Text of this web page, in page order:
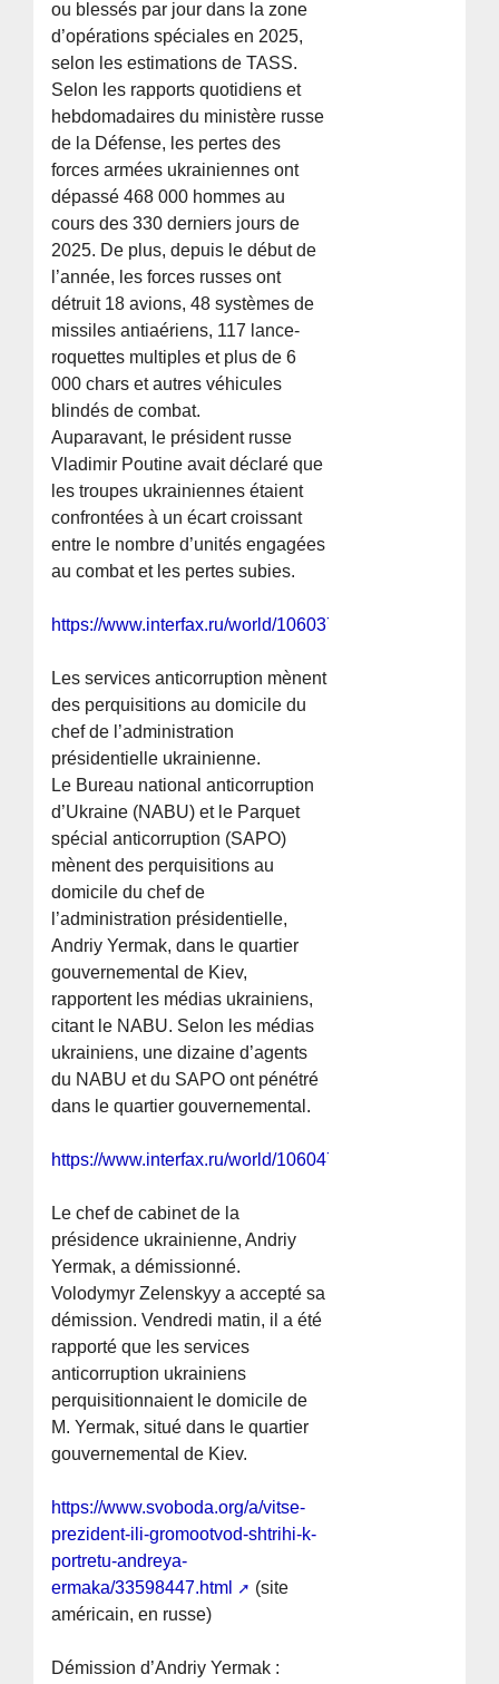
ou blessés par jour dans la zone
d’opérations spéciales en 2025,
selon les estimations de TASS.
Selon les rapports quotidiens et
hebdomadaires du ministère russe
de la Défense, les pertes des
forces armées ukrainiennes ont
dépassé 468 000 hommes au
cours des 330 derniers jours de
2025. De plus, depuis le début de
l’année, les forces russes ont
détruit 18 avions, 48 systèmes de
missiles antiaériens, 117 lance-
roquettes multiples et plus de 6
000 chars et autres véhicules
blindés de combat.
Auparavant, le président russe
Vladimir Poutine avait déclaré que
les troupes ukrainiennes étaient
confrontées à un écart croissant
entre le nombre d’unités engagées
au combat et les pertes subies.
https://www.interfax.ru/world/1060377
Les services anticorruption mènent
des perquisitions au domicile du
chef de l’administration
présidentielle ukrainienne.
Le Bureau national anticorruption
d’Ukraine (NABU) et le Parquet
spécial anticorruption (SAPO)
mènent des perquisitions au
domicile du chef de
l’administration présidentielle,
Andriy Yermak, dans le quartier
gouvernemental de Kiev,
rapportent les médias ukrainiens,
citant le NABU. Selon les médias
ukrainiens, une dizaine d’agents
du NABU et du SAPO ont pénétré
dans le quartier gouvernemental.
https://www.interfax.ru/world/1060476
Le chef de cabinet de la
présidence ukrainienne, Andriy
Yermak, a démissionné.
Volodymyr Zelenskyy a accepté sa
démission. Vendredi matin, il a été
rapporté que les services
anticorruption ukrainiens
perquisitionnaient le domicile de
M. Yermak, situé dans le quartier
gouvernemental de Kiev.
https://www.svoboda.org/a/vitse-
prezident-ili-gromootvod-shtrihi-k-
portretu-andreya-
ermaka/33598447.html
(site
américain, en russe)
Démission d’Andriy Yermak :